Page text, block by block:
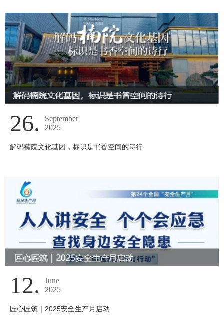
26.
September
2025
解码楠院文化基因，标识是书香空间的诗行
12.
June
2025
匠心匠筑｜2025安全生产月启动